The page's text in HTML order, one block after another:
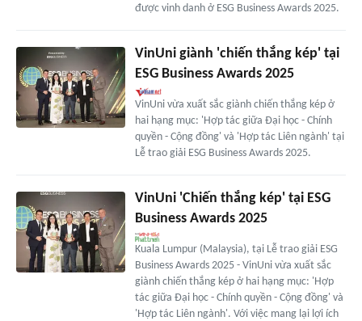
được vinh danh ở ESG Business Awards 2025.
VinUni giành 'chiến thắng kép' tại
ESG Business Awards 2025
VinUni vừa xuất sắc giành chiến thắng kép ở
hai hạng mục: 'Hợp tác giữa Đại học - Chính
quyền - Cộng đồng' và 'Hợp tác Liên ngành' tại
Lễ trao giải ESG Business Awards 2025.
VinUni 'Chiến thắng kép' tại ESG
Business Awards 2025
Kuala Lumpur (Malaysia), tại Lễ trao giải ESG
Business Awards 2025 - VinUni vừa xuất sắc
giành chiến thắng kép ở hai hạng mục: 'Hợp
tác giữa Đại học - Chính quyền - Cộng đồng' và
'Hợp tác Liên ngành'. Với việc mang lại lợi ích